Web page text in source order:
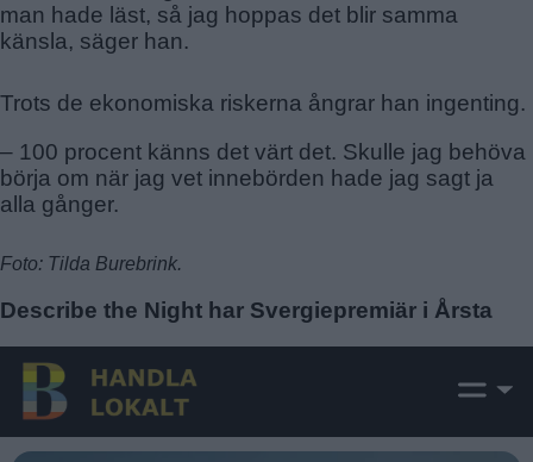
man hade läst, så jag hoppas det blir samma
känsla, säger han.
Trots de ekonomiska riskerna ångrar han ingenting.
– 100 procent känns det värt det. Skulle jag behöva
börja om när jag vet innebörden hade jag sagt ja
alla gånger.
Foto: Tilda Burebrink.
Describe the Night har Svergiepremiär i Årsta